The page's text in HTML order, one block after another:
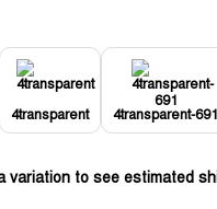
4transparent 4transparent-691
variation to see estimated